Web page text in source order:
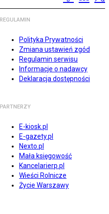
REGULAMIN
Polityka Prywatności
Zmiana ustawień zgód
Regulamin serwisu
Informacje o nadawcy
Deklaracja dostępności
PARTNERZY
E-kiosk.pl
E-gazety.pl
Nexto.pl
Mała księgowość
Kancelarierp.pl
Wieści Rolnicze
Życie Warszawy